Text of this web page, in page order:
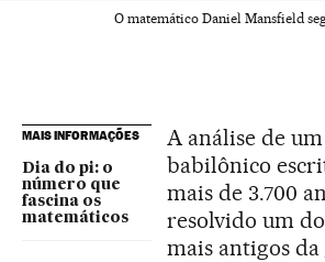
O matemático Daniel Mansfield
MAIS INFORMAÇÕES
Dia do pi: o
número que
fascina os
matemáticos
A análise de
babilônico
mais de 3.700
resolvido um
mais antigos da